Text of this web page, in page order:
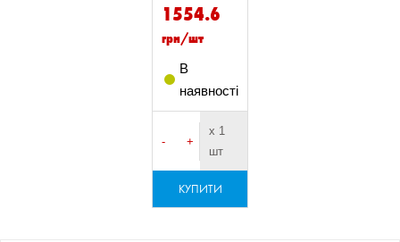
1554.6
грн/шт
В
наявності
- +
х 1
шт
КУПИТИ